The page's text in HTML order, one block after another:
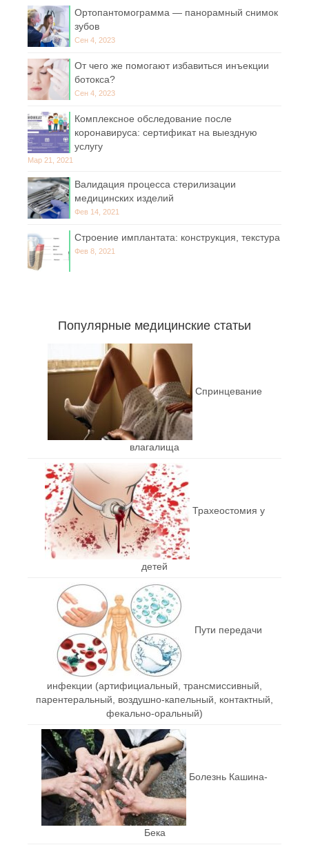
Ортопантомограмма — панорамный снимок
зубов
Сен 4, 2023
От чего же помогают избавиться инъекции
ботокса?
Сен 4, 2023
Комплексное обследование после
коронавируса: сертификат на выездную
услугу
Мар 21, 2021
Валидация процесса стерилизации
медицинских изделий
Фев 14, 2021
Строение имплантата: конструкция, текстура
Фев 8, 2021
Популярные медицинские статьи
Спринцевание
влагалища
Трахеостомия у
детей
Пути передачи
инфекции (артифициальный, трансмиссивный,
парентеральный, воздушно-капельный, контактный,
фекально-оральный)
Болезнь Кашина-
Бека